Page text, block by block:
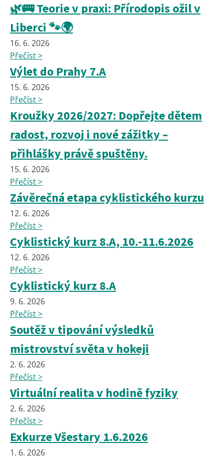
🌿🚌 Teorie v praxi: Přírodopis ožil v
Liberci 🐾🌍
16. 6. 2026
Přečíst >
Výlet do Prahy 7.A
15. 6. 2026
Přečíst >
Kroužky 2026/2027: Dopřejte dětem
radost, rozvoj i nové zážitky –
přihlášky právě spuštěny.
15. 6. 2026
Přečíst >
Závěrečná etapa cyklistického kurzu
12. 6. 2026
Přečíst >
Cyklistický kurz 8.A, 10.-11.6.2026
12. 6. 2026
Přečíst >
Cyklistický kurz 8.A
9. 6. 2026
Přečíst >
Soutěž v tipování výsledků
mistrovství světa v hokeji
2. 6. 2026
Přečíst >
Virtuální realita v hodině fyziky
2. 6. 2026
Přečíst >
Exkurze Všestary 1.6.2026
1. 6. 2026